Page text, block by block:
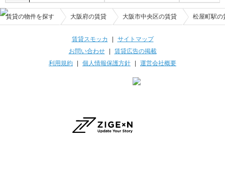
賃貸の物件を探す 大阪府の賃貸 大阪市中央区の賃貸 松屋町駅の
賃貸スモッカ | サイトマップ
お問い合わせ| 賃貸広告の掲載
利用規約 | 個人情報保護方針 | 運営会社概要